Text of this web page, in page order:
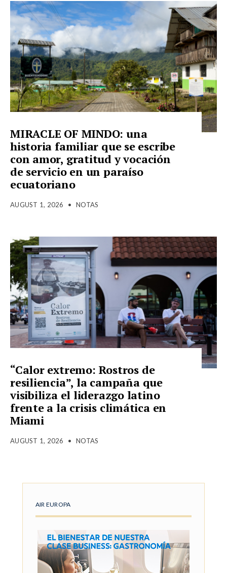
MIRACLE OF MINDO: una
historia familiar que se escribe
con amor, gratitud y vocación
de servicio en un paraíso
ecuatoriano
AUGUST 1, 2026 • NOTAS
“Calor extremo: Rostros de
resiliencia”, la campaña que
visibiliza el liderazgo latino
frente a la crisis climática en
Miami
AUGUST 1, 2026 • NOTAS
AIR EUROPA